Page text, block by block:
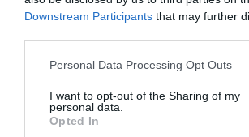
Downstream Participants that may further
Please note that this website/app uses one
not limited to your visit or usage behaviour.
grant or deny consent to Google and its
use your data for below specified purposes
Personal Data Processing Opt Outs
I want to opt-out of the Sharing of my
personal data.
Opted In
2026. augusztus 07|